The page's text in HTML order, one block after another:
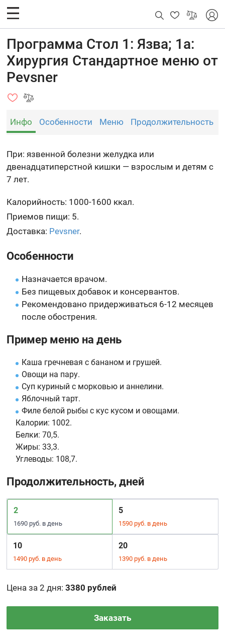
Программа Стол 1: Язва; 1а:
Хирургия Стандартное меню от
Pevsner
Инфо Особенности Меню Продолжительность
При: язвенной болезни желудка или
двенадцатиперстной кишки — взрослым и детям с
7 лет.
Калорийность: 1000-1600 ккал.
Приемов пищи: 5.
Доставка: Pevsner.
Особенности
Назначается врачом.
Без пищевых добавок и консервантов.
Рекомендовано придерживаться 6-12 месяцев
после обострения.
Пример меню на день
Каша гречневая с бананом и грушей.
Овощи на пару.
Суп куриный с морковью и аннелини.
Яблочный тарт.
Филе белой рыбы с кус кусом и овощами.
Калории: 1002.
Белки: 70,5.
Жиры: 33,3.
Углеводы: 108,7.
Продолжительность, дней
2
1690 руб. в день
5
1590 руб. в день
10
1490 руб. в день
20
1390 руб. в день
Цена за 2 дня:3380 рублей
Заказать